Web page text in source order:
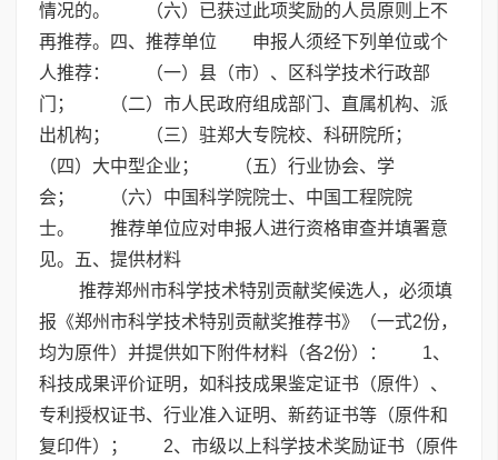
情况的。 （六）已获过此项奖励的人员原则上不
再推荐。四、推荐单位 申报人须经下列单位或个
人推荐： （一）县（市）、区科学技术行政部
门； （二）市人民政府组成部门、直属机构、派
出机构； （三）驻郑大专院校、科研院所；
（四）大中型企业； （五）行业协会、学
会； （六）中国科学院院士、中国工程院院
士。 推荐单位应对申报人进行资格审查并填署意
见。五、提供材料
推荐郑州市科学技术特别贡献奖候选人，必须填
报《郑州市科学技术特别贡献奖推荐书》（一式2份，
均为原件）并提供如下附件材料（各2份）： 1、
科技成果评价证明，如科技成果鉴定证书（原件）、
专利授权证书、行业准入证明、新药证书等（原件和
复印件）； 2、市级以上科学技术奖励证书（原件